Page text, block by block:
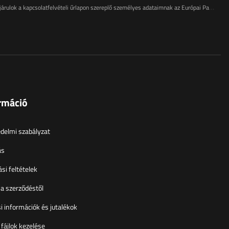
űrlapon szereplő személyes adataimnak az Európai Parlament és a Tanács (EU) rendeletével összhangban történő kezeléséhez
szabályzat
feltételek
szerződéstől
információk és jutalékok
kezelése